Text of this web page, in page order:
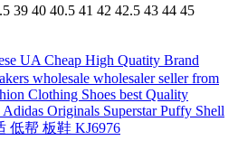
39 40 40.5 41 42 42.5 43 44 45
UA Cheap High Quatity Brand
wholesale wholesaler seller from
Clothing Shoes best Quality
Originals Superstar Puffy Shell
低帮 板鞋 KJ6976